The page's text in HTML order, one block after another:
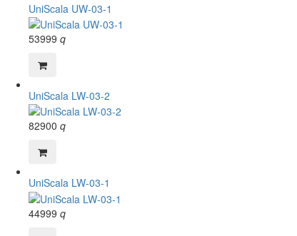
UniScala UW-03-1
53999 q
UniScala LW-03-2
82900 q
UniScala LW-03-1
44999 q